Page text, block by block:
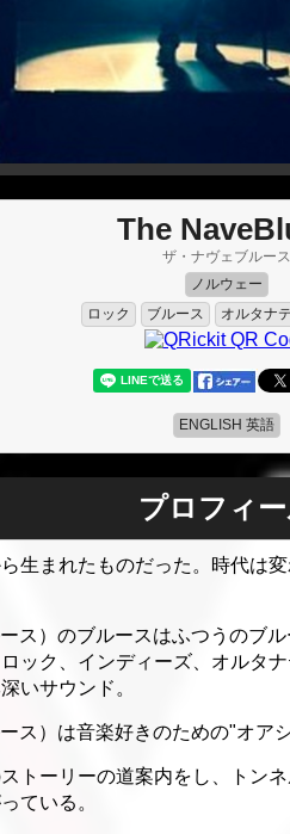
The
ザ・ナヴェブルース
ノルウェー
ロック
ブルース オルタナ
ENGLISH 英語
プロフィ
生まれたものだった。時代は
ス）のブルースはふつうのブ
ック、インディーズ、オルタ
いサウンド。
ス）は音楽好きのための"オア
トーリーの道案内をし、トン
ている。